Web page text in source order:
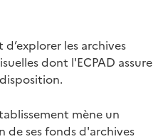
les archives
dont l'ECPAD assure
mène un
de ses fonds d'archives